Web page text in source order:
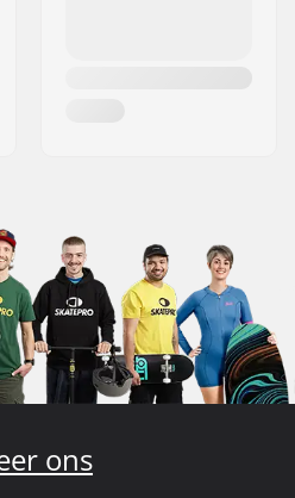
ons